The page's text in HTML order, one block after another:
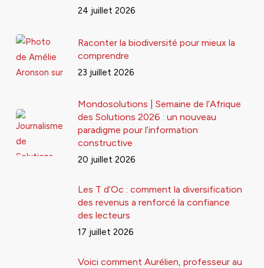
24 juillet 2026
Raconter la biodiversité pour mieux la
comprendre
23 juillet 2026
Mondosolutions | Semaine de l’Afrique
des Solutions 2026 : un nouveau
paradigme pour l’information
constructive
20 juillet 2026
Les T d’Oc : comment la diversification
des revenus a renforcé la confiance
des lecteurs
17 juillet 2026
Voici comment Aurélien, professeur au